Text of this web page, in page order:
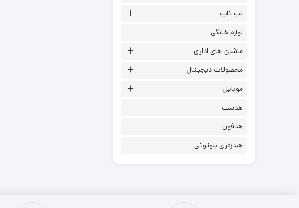
لپ تاپ
لوازم خانگی
ماشین های اداری
محصولات دیجیتال
موبایل
هدست
هدفون
هندزفری بلوتوثی